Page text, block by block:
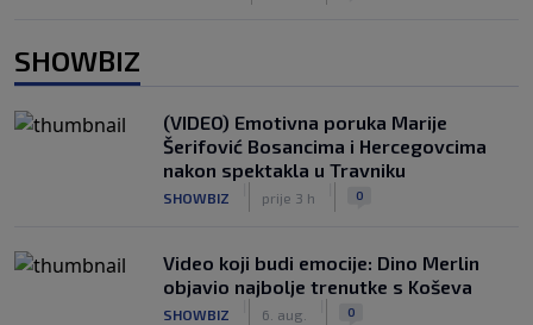
SHOWBIZ
(VIDEO) Emotivna poruka Marije
Šerifović Bosancima i Hercegovcima
nakon spektakla u Travniku
SHOWBIZ prije 3 h 0
Video koji budi emocije: Dino Merlin
objavio najbolje trenutke s Koševa
SHOWBIZ 6. aug. 0